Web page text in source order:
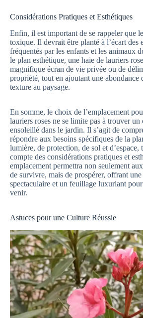
Considérations Pratiques et Esthétiques
Enfin, il est important de se rappeler que
toxique. Il devrait être planté à l’écart des
fréquentés par les enfants et les animaux
le plan esthétique, une haie de lauriers
magnifique écran de vie privée ou de
propriété, tout en ajoutant une abondance
texture au paysage.
En somme, le choix de l’emplacement
lauriers roses ne se limite pas à trouver un
ensoleillé dans le jardin. Il s’agit de
répondre aux besoins spécifiques de la
lumière, de protection, de sol et d’espace,
compte des considérations pratiques et
emplacement permettra non seulement
de survivre, mais de prospérer, offrant
spectaculaire et un feuillage luxuriant pour
venir.
Astuces pour une Culture Réussie